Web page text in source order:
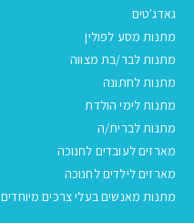
גאדג'טים
מתנות מסע לפולין
מתנות לבר/בת מצווה
מתנות לחתונה
מתנות לימי הולדת
מתנות לברית/ה
מארזים לעובדים לחנוכה
מארזים לילדים לחנוכה
מתנות מאנשים בעלי צרכים מיוחדים